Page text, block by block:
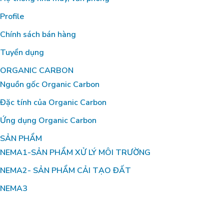
Profile
Chính sách bán hàng
Tuyển dụng
ORGANIC CARBON
Nguồn gốc Organic Carbon
Đặc tính của Organic Carbon
Ứng dụng Organic Carbon
SẢN PHẨM
NEMA1-SẢN PHẨM XỬ LÝ MÔI TRƯỜNG
NEMA2- SẢN PHẨM CẢI TẠO ĐẤT
NEMA3